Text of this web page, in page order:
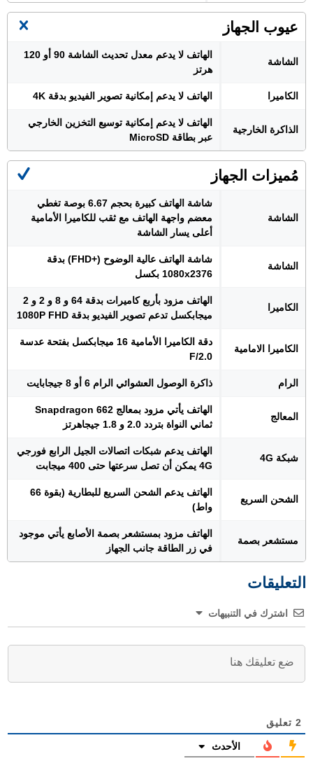
عيوب الجهاز
الشاشة
الهاتف لا يدعم معدل تحديث الشاشة 90 أو 120
هرتز
الكاميرا الهاتف لا يدعم إمكانية تصوير الفيديو بدقة 4K
الذاكرة الخارجية
الهاتف لا يدعم إمكانية توسيع التخزين الخارجي
عبر بطاقة MicroSD
مُميزات الجهاز
الشاشة
شاشة الهاتف كبيرة بحجم 6.67 بوصة تغطي
معضم واجهة الهاتف مع ثقب للكاميرا الأمامية
أعلى يسار الشاشة
الشاشة
شاشة الهاتف عالية الوضوح (+FHD) بدقة
1080x2376 بكسل
الكاميرا
الهاتف مزود بأربع كاميرات بدقة 64 و 8 و 2 و 2
ميجابكسل تدعم تصوير الفيديو بدقة 1080P FHD
الكاميرا الامامية
دقة الكاميرا الأمامية 16 ميجابكسل بفتحة عدسة
F/2.0
الرام ذاكرة الوصول العشوائي الرام 6 أو 8 جيجابايت
المعالج
الهاتف يأتي مزود بمعالج Snapdragon 662
ثماني النواة بتردد 2.0 و 1.8 جيجاهرتز
شبكة 4G
الهاتف يدعم شبكات اتصالات الجيل الرابع فورجي
4G يمكن أن تصل سرعتها حتى 400 ميجابت
الشحن السريع
الهاتف يدعم الشحن السريع للبطارية (بقوة 66
واط)
مستشعر بصمة
الهاتف مزود بمستشعر بصمة الأصابع يأتي موجود
في زر الطاقة جانب الجهاز
التعليقات
اشترك في التنبيهات
2 تعليق
الأحدث